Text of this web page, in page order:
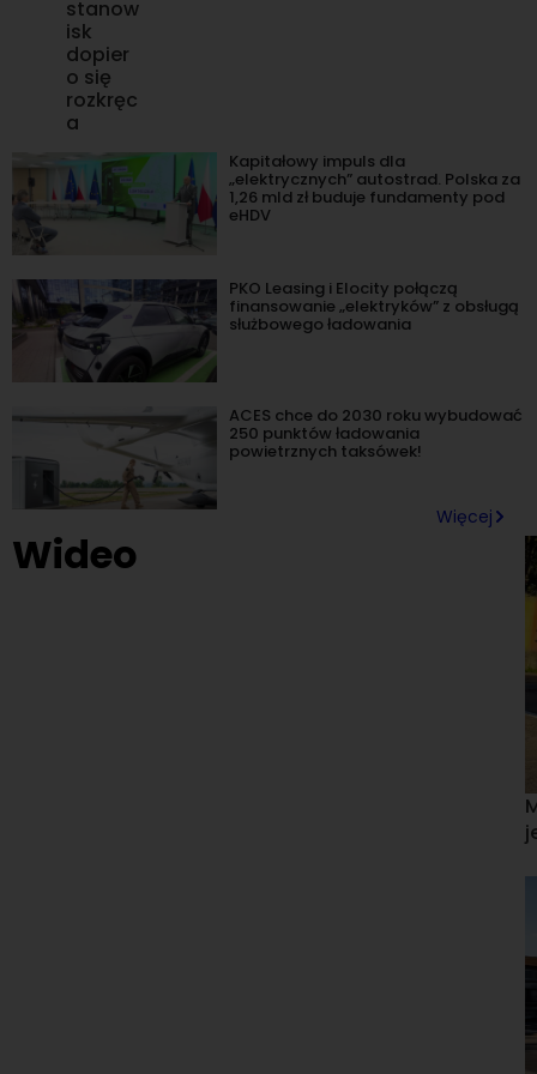
stanow
isk
dopier
o się
rozkręc
a
Kapitałowy impuls dla
„elektrycznych” autostrad. Polska za
1,26 mld zł buduje fundamenty pod
eHDV
PKO Leasing i Elocity połączą
finansowanie „elektryków” z obsługą
służbowego ładowania
ACES chce do 2030 roku wybudować
250 punktów ładowania
powietrznych taksówek!
Więcej
Wideo